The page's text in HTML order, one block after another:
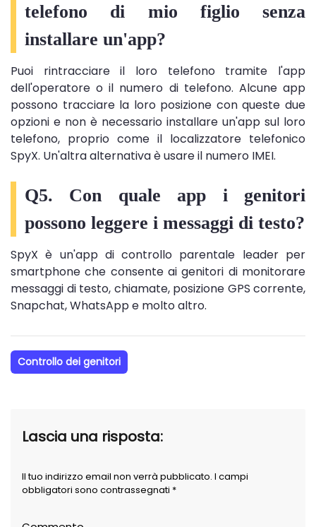
telefono di mio figlio senza
installare un'app?
Puoi rintracciare il loro telefono tramite l'app
dell'operatore o il numero di telefono. Alcune app
possono tracciare la loro posizione con queste due
opzioni e non è necessario installare un'app sul loro
telefono, proprio come il localizzatore telefonico
SpyX. Un'altra alternativa è usare il numero IMEI.
Q5. Con quale app i genitori
possono leggere i messaggi di testo?
SpyX è un'app di controllo parentale leader per
smartphone che consente ai genitori di monitorare
messaggi di testo, chiamate, posizione GPS corrente,
Snapchat, WhatsApp e molto altro.
Controllo dei genitori
Lascia una risposta:
Il tuo indirizzo email non verrà pubblicato. I campi
obbligatori sono contrassegnati *